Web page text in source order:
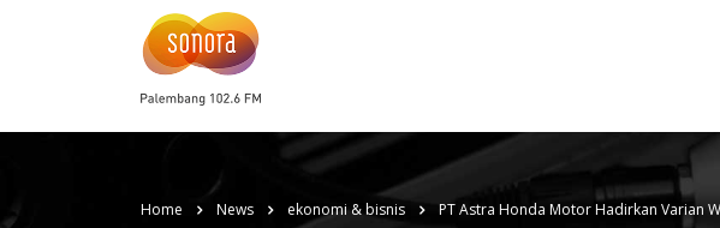
Home News ekonomi & bisnis PT Astra Honda Motor Hadirkan Varian